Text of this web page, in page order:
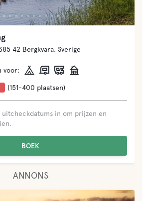
42 Bergkvara, Sverige
voor:
(151-400 plaatsen)
in om prijzen en
BOEK
ANNONS